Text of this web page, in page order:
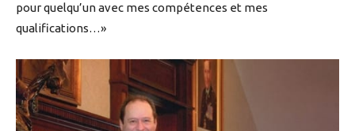
pour quelqu’un avec mes compétences et mes
qualifications…»